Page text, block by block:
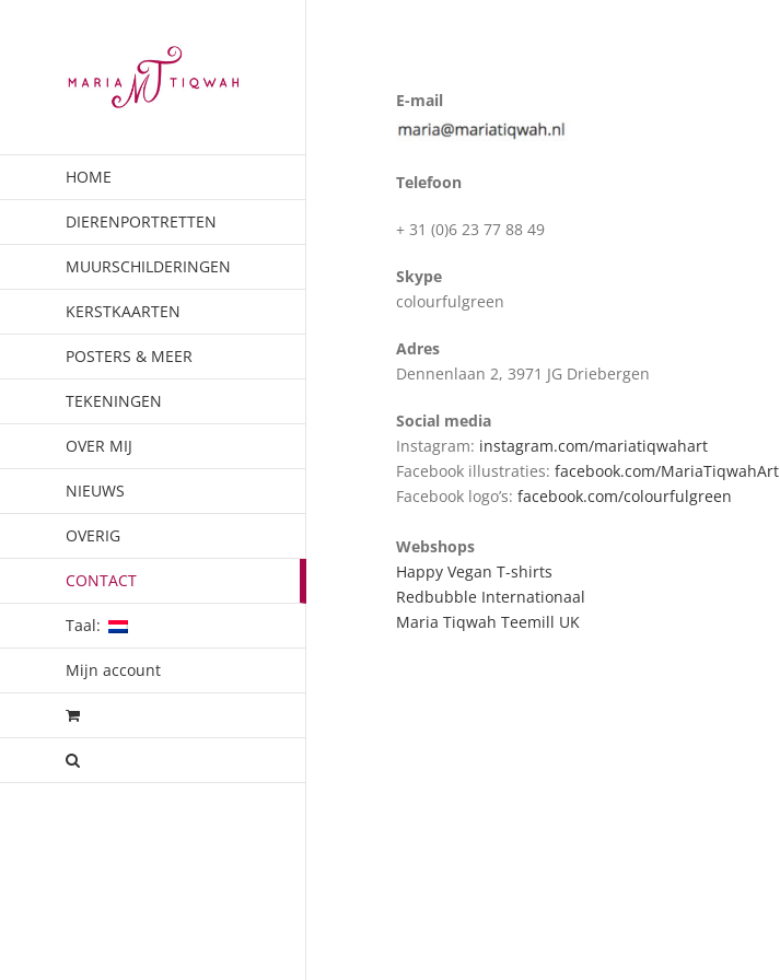
HOME
DIERENPORTRETTEN
MUURSCHILDERINGEN
KERSTKAARTEN
POSTERS & MEER
TEKENINGEN
OVER MIJ
NIEUWS
OVERIG
CONTACT
Taal:
Mijn account
E-mail
Telefoon
+ 31 (0)6 23 77 88 49
Skype
colourfulgreen
Adres
Dennenlaan 2, 3971 JG Driebergen
Social media
Instagram: instagram.com/mariatiqwahart
Facebook illustraties: facebook.com/MariaTiqwahArt
Facebook logo’s: facebook.com/colourfulgreen
Webshops
Happy Vegan T-shirts
Redbubble Internationaal
Maria Tiqwah Teemill UK